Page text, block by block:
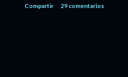
Compartir 29 comentarios